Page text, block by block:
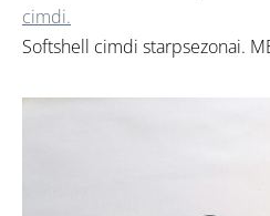
cimdi.
Softshell cimdi starpsezonai.